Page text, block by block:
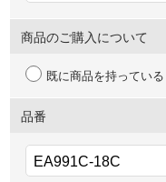
商品のご購入について
既に商品を持っている
品番